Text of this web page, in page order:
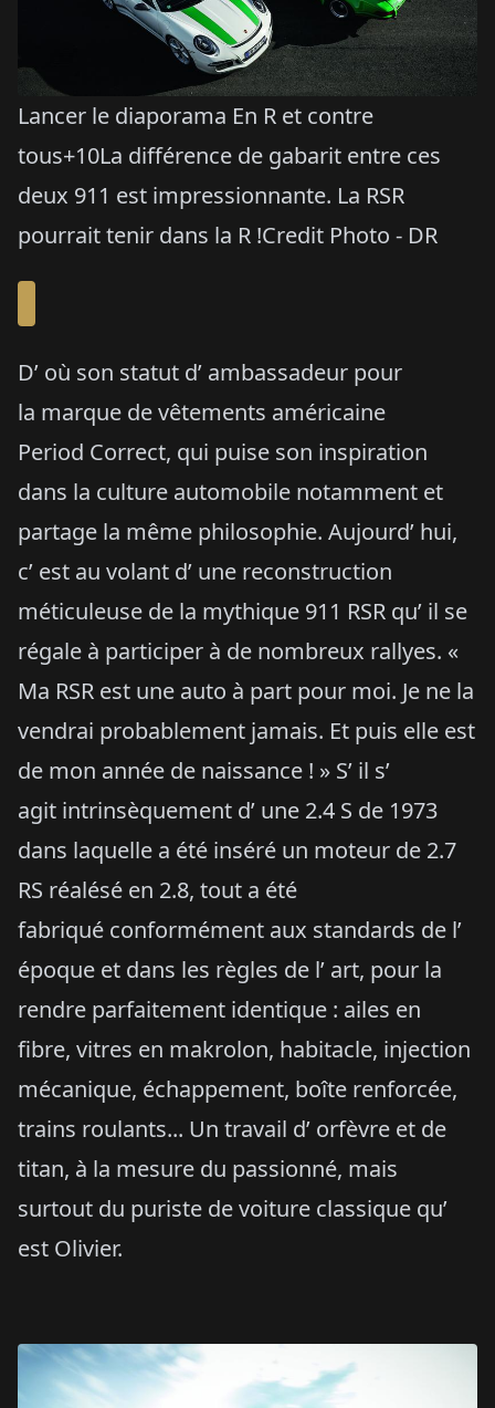
Lancer le diaporama En R et contre
tous+10La différence de gabarit entre ces
deux 911 est impressionnante. La RSR
pourrait tenir dans la R !Credit Photo - DR
D’ où son statut d’ ambassadeur pour
la marque de vêtements américaine
Period Correct, qui puise son inspiration
dans la culture automobile notamment et
partage la même philosophie. Aujourd’ hui,
c’ est au volant d’ une reconstruction
méticuleuse de la mythique 911 RSR qu’ il se
régale à participer à de nombreux rallyes. «
Ma RSR est une auto à part pour moi. Je ne la
vendrai probablement jamais. Et puis elle est
de mon année de naissance ! » S’ il s’
agit intrinsèquement d’ une 2.4 S de 1973
dans laquelle a été inséré un moteur de 2.7
RS réalésé en 2.8, tout a été
fabriqué conformément aux standards de l’
époque et dans les règles de l’ art, pour la
rendre parfaitement identique : ailes en
fibre, vitres en makrolon, habitacle, injection
mécanique, échappement, boîte renforcée,
trains roulants... Un travail d’ orfèvre et de
titan, à la mesure du passionné, mais
surtout du puriste de voiture classique qu’
est Olivier.